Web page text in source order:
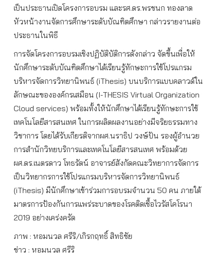
เป็นประธานเปิดโครงการอบรม และรศ.ดร.พรชนก ทองลาด
หัวหน้างานจัดการศึกษาระดับบัณฑิตศึกษา กล่าวรายงานต่อ
ประธานในพิธี
การจัดโครงการอบรมเชิงปฏิบัติบัติการดังกล่าว จัดขึ้นเพื่อให้
นักศึกษาระดับบัณฑิตศึกษาได้เรียนรู้ทักษะการใช้โปรแกรม
บริหารจัดการวิทยานิพนธ์ (iThesis) บนบริการแบบคลาวด์ใน
ลักษณะขององค์กรเสมือน (I-THESIS Virtual Organization
Cloud services) พร้อมทั้งให้นักศึกษาได้เรียนรู้ทักษะการใช้
เทคโนโลยีสารสนเทศ ในการผลิตผลงานอย่างมีจริยธรรมทาง
วิชาการ โดยได้รับเกียรติจากผศ.นราธิป วงษ์ปัน รองผู้อำนวย
การสำนักวิทยบริการและเทคโนโลยีสารสนเทศ พร้อมด้วย
ผศ.ดร.เนตรดาว โทธรัตน์ อาจารย์สังกัดคณะวิทยาการจัดการ
เป็นวิทยากรการใช้โปรแกรมบริหารจัดการวิทยานิพนธ์
(iThesis) มีนักศึกษาเข้าร่วมการอบรมจำนวน 50 คน ภายใต้
มาตรการป้องกันการแพร่ระบาดของโรคติดเชื้อไวรัสโคโรนา
2019 อย่างเคร่งครัด
ภาพ : หอมนวล ศรีริ/เกิรกฤทธิ์ สิทธิชัย
ข่าว : หอมนวล ศรีริ